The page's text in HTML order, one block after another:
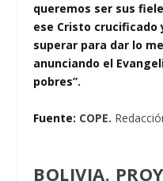
queremos ser sus
ese Cristo crucificado
superar para dar lo
anunciando el
pobres”.
Fuente: COPE.
BOLIVIA.